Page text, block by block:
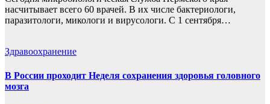
насчитывает всего 60 врачей. В их числе бактериологи,
паразитологи, микологи и вирусологи. С 1 сентября…
Здравоохранение
В России проходит Неделя сохранения здоровья головного
мозга